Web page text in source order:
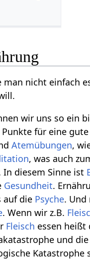
nicht einfach
wir uns so ein
für eine gute
Atemübungen,
, was auch
diesem Sinne ist
Gesundheit.
auf die Psyche.
. Wenn wir z.B.
Fleisch essen heißt
und
Katastrophe